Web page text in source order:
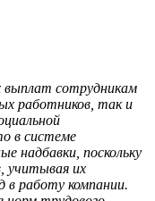
выплат сотрудникам
работников, так и
в системе
надбавки, поскольку
учитывая их
в работу компании.